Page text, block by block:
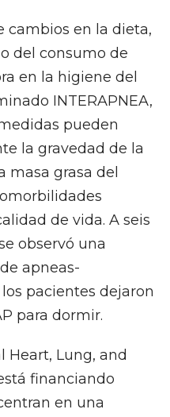
cambios en la dieta,
del consumo de
en la higiene del
INTERAPNEA,
pueden
la gravedad de la
masa grasa del
de vida. A seis
observó una
apneas-
pacientes dejaron
para dormir.
Heart, Lung, and
financiando
en una